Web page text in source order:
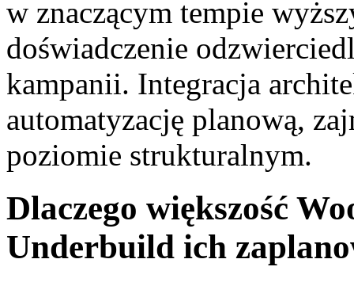
w znaczącym tempie
doświadczenie
kampanii. Integracja
automatyzację planową,
poziomie strukturalnym.
Dlaczego większość
Underbuild ich